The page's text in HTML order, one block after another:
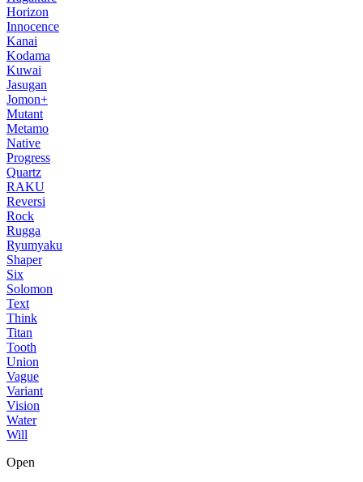
Horizon
Innocence
Kanai
Kodama
Kuwai
Jasugan
Jomon+
Mutant
Metamo
Native
Progress
Quartz
RAKU
Reversi
Rock
Rugga
Ryumyaku
Shaper
Six
Solomon
Text
Think
Titan
Tooth
Union
Vague
Variant
Vision
Water
Will
Open